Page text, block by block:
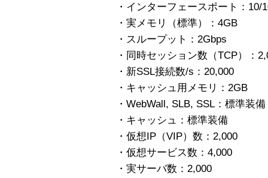
・インターフェースポート：10/
・実メモリ（標準）：4GB
・スループット：2Gbps
・同時セッション数（TCP）：
・新SSL接続数/s：20,000
・キャッシュ用メモリ：2GB
・WebWall, SLB, SSL：標準装備
・キャッシュ：標準装備
・仮想IP（VIP）数：2,000
・仮想サービス数：4,000
・実サーバ数：2,000